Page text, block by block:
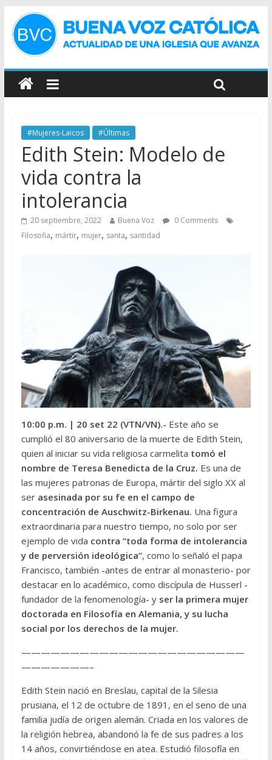
#Mujeres-Laicos #Últimas
Edith Stein: Modelo de
vida contra la
intolerancia
20 septiembre, 2022 Buena Voz
0 Comments
Filosofia, mártir, mujer, santa, santidad
10:00 p.m. | 20 set 22 (VTN/VN).- Este año se
cumplió el 80 aniversario de la muerte de Edith Stein,
quien al iniciar su vida religiosa carmelita tomó el
nombre de Teresa Benedicta de la Cruz. Es una de
las mujeres patronas de Europa, mártir del siglo XX al
ser asesinada por su fe en el campo de
concentración de Auschwitz-Birkenau. Una figura
extraordinaria para nuestro tiempo, no solo por ser
ejemplo de vida contra “toda forma de intolerancia
y de perversión ideológica”, como lo señaló el papa
Francisco, también -antes de entrar al monasterio- por
destacar en lo académico, como discípula de Husserl -
fundador de la fenomenología- y ser la primera mujer
doctorada en Filosofía en Alemania, y su lucha
social por los derechos de la mujer.
———————————————————————
———————–
Edith Stein nació en Breslau, capital de la Silesia
prusiana, el 12 de octubre de 1891, en el seno de una
familia judía de origen alemán. Criada en los valores de
la religión hebrea, abandonó la fe de sus padres a los
14 años, convirtiéndose en atea. Estudió filosofía en